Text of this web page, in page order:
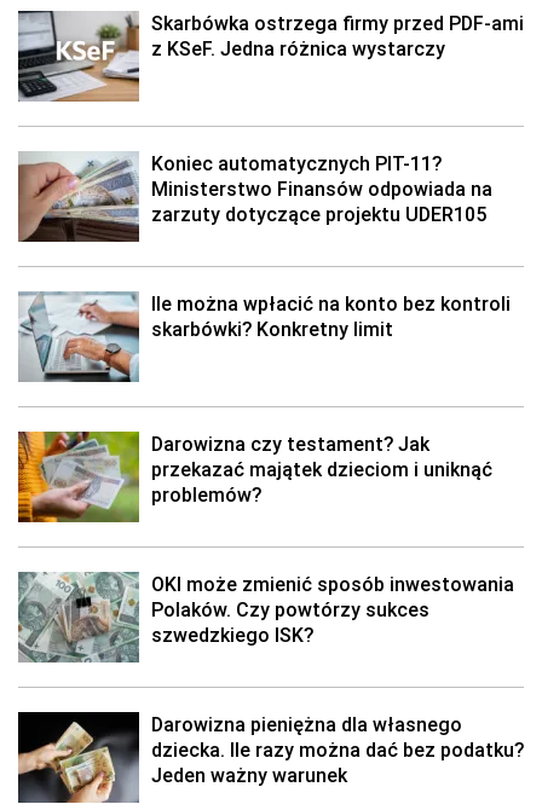
Skarbówka ostrzega firmy przed PDF-ami
z KSeF. Jedna różnica wystarczy
Koniec automatycznych PIT-11?
Ministerstwo Finansów odpowiada na
zarzuty dotyczące projektu UDER105
Ile można wpłacić na konto bez kontroli
skarbówki? Konkretny limit
Darowizna czy testament? Jak
przekazać majątek dzieciom i uniknąć
problemów?
OKI może zmienić sposób inwestowania
Polaków. Czy powtórzy sukces
szwedzkiego ISK?
Darowizna pieniężna dla własnego
dziecka. Ile razy można dać bez podatku?
Jeden ważny warunek